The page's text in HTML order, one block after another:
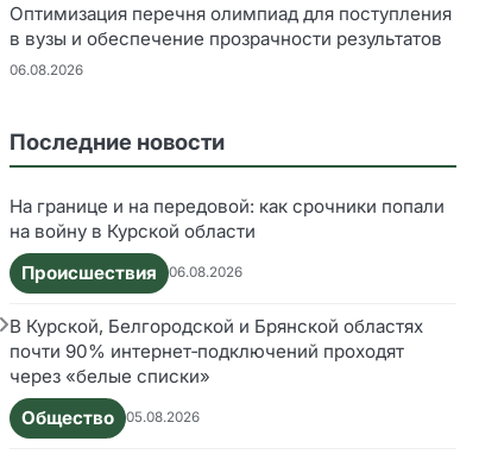
Оптимизация перечня олимпиад для поступления
в вузы и обеспечение прозрачности результатов
06.08.2026
Последние новости
На границе и на передовой: как срочники попали
на войну в Курской области
Происшествия
06.08.2026
В Курской, Белгородской и Брянской областях
почти 90% интернет‑подключений проходят
через «белые списки»
Общество
05.08.2026